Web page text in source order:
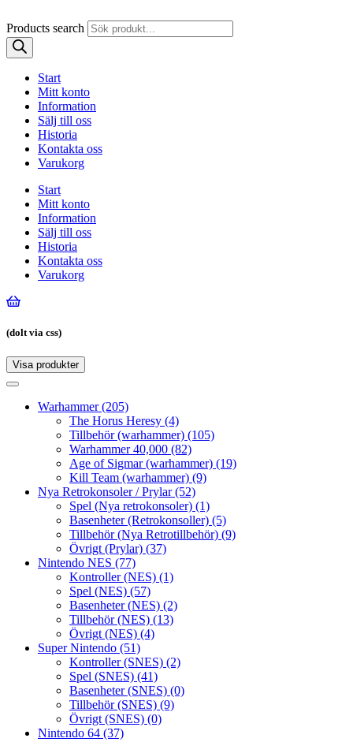
Products search
Start
Mitt konto
Information
Sälj till oss
Historia
Kontakta oss
Varukorg
Start
Mitt konto
Information
Sälj till oss
Historia
Kontakta oss
Varukorg
(dolt via css)
Visa produkter
Toggle
Toggle
navigationWarhammer(205)
The Horus Heresy (4)
Tillbehör (warhammer) (105)
Warhammer 40,000 (82)
Age of Sigmar (warhammer) (19)
Kill Team (warhammer) (9)
Nya Retrokonsoler / Prylar(52)
Spel (Nya retrokonsoler) (1)
Basenheter (Retrokonsoller) (5)
Tillbehör (Nya Retrotillbehör) (9)
Övrigt (Prylar) (37)
Nintendo NES (77)
Kontroller (NES) (1)
Spel (NES) (57)
Basenheter (NES) (2)
Tillbehör (NES) (13)
Övrigt (NES) (4)
Super Nintendo (51)
Kontroller (SNES) (2)
Spel (SNES) (41)
Basenheter (SNES) (0)
Tillbehör (SNES) (9)
Övrigt (SNES) (0)
Nintendo 64 (37)